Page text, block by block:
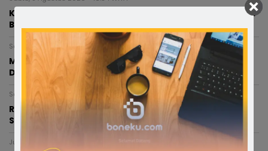
Kepsek SMPN 5 Belum Masuk Sejak Dilantik, Dikabarkan
Berada di Paris
Sabtu, 8 Agustus 2026 - 15:19 WITA
Munafri dan Chaidir Apresiasi MYP Gubernur Sulsel,
Dinilai Percepat Konektivitas Antarwilayah
Sabtu, 8 Agustus 2026 - 02:45 WITA
RISWAN RUSANDY PERKUAT BARISAN PC SATRIA BONE,
SIAP JAGA BASIS DI 27 KECAMATAN
Jumat, 7 Agustus 2026 - 18:40 WITA